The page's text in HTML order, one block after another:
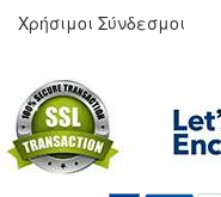
Χρήσιμοι Σύνδεσμοι